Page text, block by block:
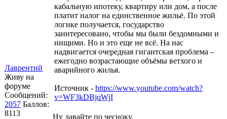
Лаврентий
Живу на
форуме
Сообщений:
2057 Баллов:
8113
кабальную ипотеку, квартиру или дом, а после
платит налог на единственное жильё. По этой
логике получается, государство
заинтересовано, чтобы мы были бездомными и
нищими. Но и это еще не всё. На нас
надвигается очередная гигантская проблема –
ежегодно возрастающие объёмы ветхого и
аварийного жилья.
Источник - https://www.youtube.com/watch?
v=WF3kDBjqWjI
Ну давайте по чесноку.